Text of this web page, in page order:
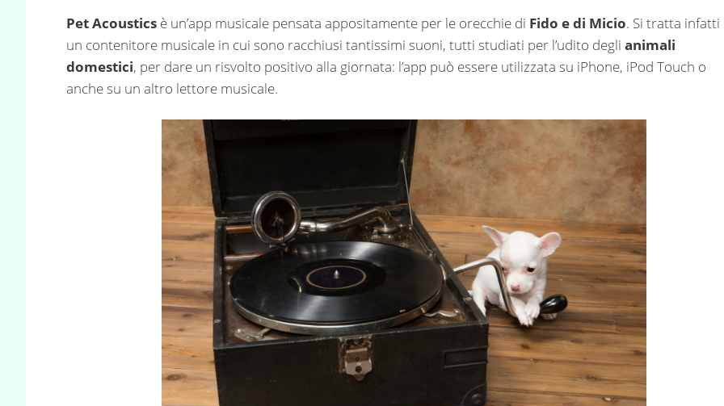
Pet Acoustics è un’app musicale pensata appositamente per le orecchie di Fido e di Micio. Si tratta infatti
un contenitore musicale in cui sono racchiusi tantissimi suoni, tutti studiati per l’udito degli animali
domestici, per dare un risvolto positivo alla giornata: l’app può essere utilizzata su iPhone, iPod Touch o
anche su un altro lettore musicale.